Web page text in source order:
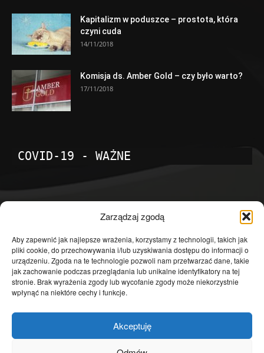
Zarządzaj zgodą
Aby zapewnić jak najlepsze wrażenia, korzystamy z technologii, takich jak
pliki cookie, do przechowywania i/lub uzyskiwania dostępu do informacji o
urządzeniu. Zgoda na te technologie pozwoli nam przetwarzać dane, takie
jak zachowanie podczas przeglądania lub unikalne identyfikatory na tej
stronie. Brak wyrażenia zgody lub wycofanie zgody może niekorzystnie
wpłynąć na niektóre cechy i funkcje.
Akceptuję
Kapitalizm w poduszce – prostota, która
czyni cuda
14/11/2018
Komisja ds. Amber Gold – czy było warto?
17/11/2018
COVID-19 - WAŻNE
Temat dnia
4601
Publicystyka
4363
Polityka
3639
Polska
Społeczeństwo
2823